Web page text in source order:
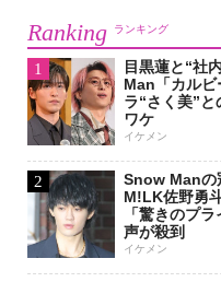
Ranking ランキング
1
目黒蓮と“社
Man「カルビ
ラ“さく美”
ワケ
イケメン
2
Snow Manの
M!LK佐野勇
「驚きのプ
声が殺到
イケメン